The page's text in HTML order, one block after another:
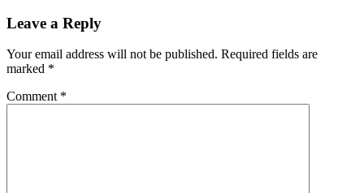
Leave a Reply
Your email address will not be published. Required fields are
marked *
Comment *